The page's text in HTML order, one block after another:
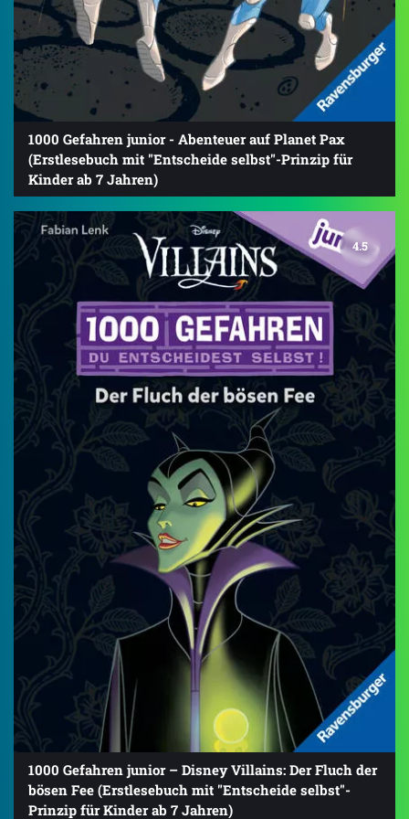
1000 Gefahren junior - Abenteuer auf Planet Pax
(Erstlesebuch mit "Entscheide selbst"-Prinzip für
Kinder ab 7 Jahren)
4.5
1000 Gefahren junior – Disney Villains: Der Fluch der
bösen Fee (Erstlesebuch mit "Entscheide selbst"-
Prinzip für Kinder ab 7 Jahren)